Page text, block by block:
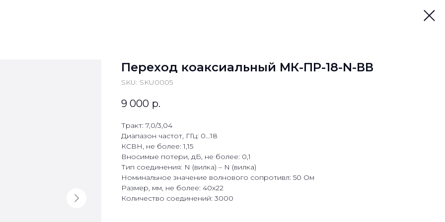
Переход коаксиальный МК-ПР-18-N-ВВ
SKU: SKU0005
9 000 р.
Тракт: 7,0/3,04
Диапазон частот, ГГц: 0…18
КСВН, не более: 1,15
Вносимые потери, дБ, не более: 0,1
Тип соединения: N (вилка) – N (вилка)
Номинальное значение волнового сопротивл: 50 Ом
Размер, мм, не более: 40х22
Количество соединений: 3000